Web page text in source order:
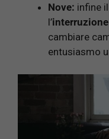
Nove: infine
l’
cambiare
entusiasmo